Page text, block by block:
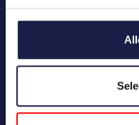
Uw dier